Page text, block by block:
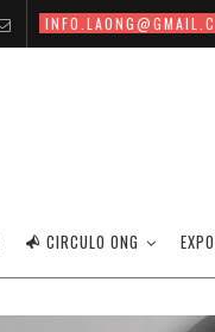
CIRCULO ONG